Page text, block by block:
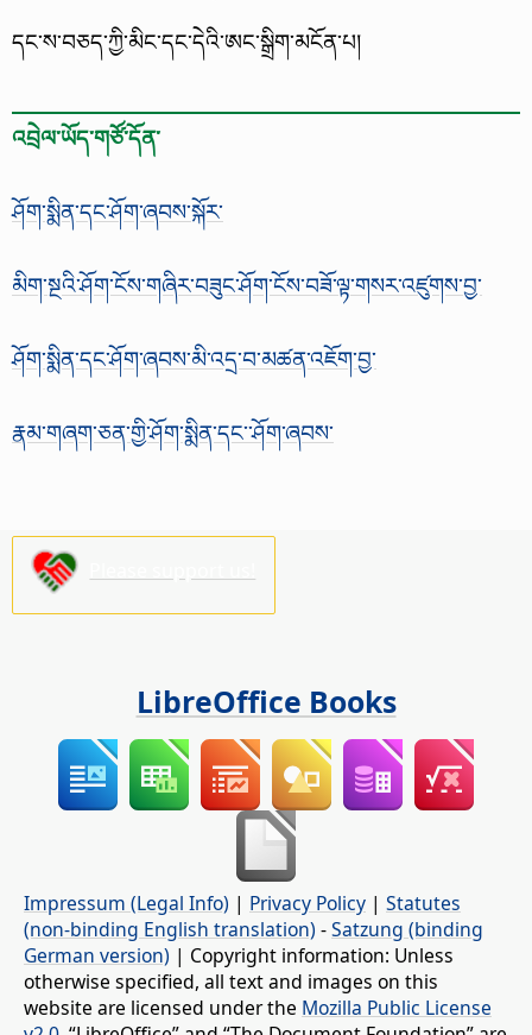
དང་ས་བཅད་ཀྱི་མིང་དང་དེའི་ཨང་སྒྲིག་མངོན་པ།
འབྲེལ་ཡོད་གཙོ་དོན་
ཤོག་སྨིན་དང་ཤོག་ཞབས་སྐོར་
མིག་སྔའི་ཤོག་ངོས་གཞིར་བཟུང་ཤོག་ངོས་བཟོ་ལྟ་གསར་འཛུགས་བྱ་
ཤོག་སྨིན་དང་ཤོག་ཞབས་མི་འདྲ་བ་མཚན་འཇོག་བྱ་
རྣམ་གཞག་ཅན་གྱི་ཤོག་སྨིན་དང་་ཤོག་ཞབས་
LibreOffice Books
Impressum (Legal Info) | Privacy Policy | Statutes
(non-binding English translation) -Satzung (binding
German version) | Copyright information: Unless
otherwise specified, all text and images on this
website are licensed under the Mozilla Public License